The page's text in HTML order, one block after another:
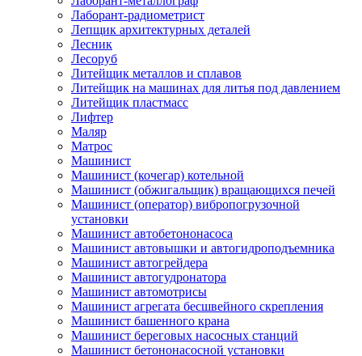
Лаборант-радиометрист
Лепщик архитектурных деталей
Лесник
Лесоруб
Литейщик металлов и сплавов
Литейщик на машинах для литья под давлением
Литейщик пластмасс
Лифтер
Маляр
Матрос
Машинист
Машинист (кочегар) котельной
Машинист (обжигальщик) вращающихся печей
Машинист (оператор) вибропогрузочной
установки
Машинист автобетононасоса
Машинист автовышки и автогидроподъемника
Машинист автогрейдера
Машинист автогудронатора
Машинист автомотрисы
Машинист агрегата бесшвейного скрепления
Машинист башенного крана
Машинист береговых насосных станций
Машинист бетононасосной установки